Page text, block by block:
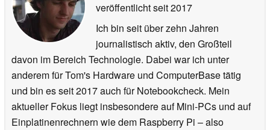
veröffentlichtseit 2017
Ich bin seit über zehn Jahren
journalistisch aktiv, den Großteil
davon im Bereich Technologie. Dabei war ich unter
anderem für Tom's Hardware und ComputerBase tätig
und bin es seit 2017 auch für Notebookcheck. Mein
aktueller Fokus liegt insbesondere auf Mini-PCs und auf
Einplatinenrechnern wie dem Raspberry Pi – also